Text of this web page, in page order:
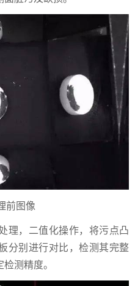
前图像
理，二值化操作，将污点凸
分别进行对比，检测其完整
测精度。